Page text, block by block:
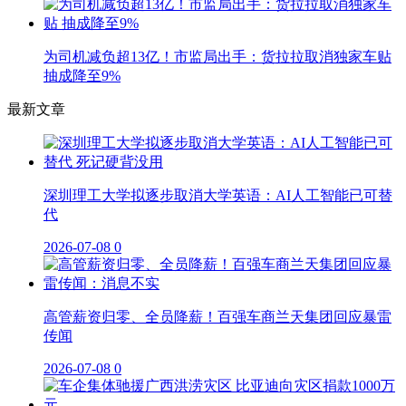
为司机减负超13亿！市监局出手：货拉拉取消独家车贴
抽成降至9%
最新文章
深圳理工大学拟逐步取消大学英语：AI人工智能已可替
代
2026-07-08 0
高管薪资归零、全员降薪！百强车商兰天集团回应暴雷
传闻
2026-07-08 0